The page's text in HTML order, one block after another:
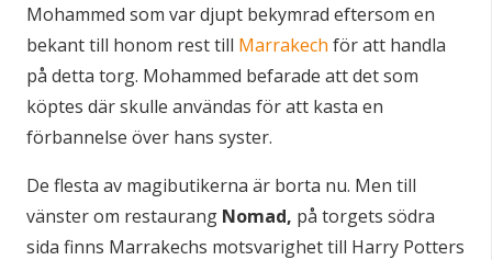
Mohammed som var djupt bekymrad eftersom en
bekant till honom rest till Marrakech för att handla
på detta torg. Mohammed befarade att det som
köptes där skulle användas för att kasta en
förbannelse över hans syster.
De flesta av magibutikerna är borta nu. Men till
vänster om restaurang Nomad, på torgets södra
sida finns Marrakechs motsvarighet till Harry Potters